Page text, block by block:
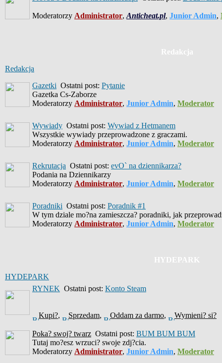
Moderatorzy Administrator, Anticheat.pl, Junior Admin,
Redakcja
Redakcja
Gazetki Ostatni post: Pytanie
Gazetka Cs-Zaborze
Moderatorzy Administrator, Junior Admin, Moderator
Wywiady Ostatni post: Wywiad z Hetmanem
Wszystkie wywiady przeprowadzone z graczami.
Moderatorzy Administrator, Junior Admin, Moderator
Rekrutacja Ostatni post: evO` na dziennikarza?
Podania na Dziennikarzy
Moderatorzy Administrator, Junior Admin, Moderator
Poradniki Ostatni post: Poradnik #1
W tym dziale mo?na zamieszcza? poradniki, jak
Moderatorzy Administrator, Junior Admin, Moderator
HYDEPARK
HYDEPARK
RYNEK Ostatni post: Konto Steam
Kupi?, Sprzedam, Oddam za darmo, Wymieni? si?
Poka? swoj? twarz Ostatni post: BUM BUM BUM
Tutaj mo?esz wrzuci? swoje zdj?cia.
Moderatorzy Administrator, Junior Admin, Moderator